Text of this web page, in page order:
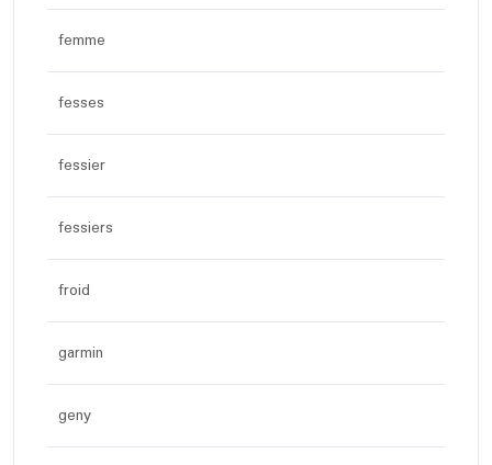
femme
fesses
fessier
fessiers
froid
garmin
geny